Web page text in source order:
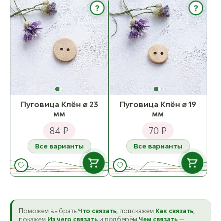
Handmade
Пуговица Бук ⌀ 23
мм
ост. 1
К товару
Пуговица Клён ⌀ 23
мм
?
84 ₽
Все варианты
Пуговица Клён ⌀ 23
мм
Пуговица Клён ⌀ 19
мм
?
70 ₽
Все варианты
Пуговица Клён ⌀ 19
мм
Поможем выбрать Что связать, подскажем Как связать,
покажем Из чего связать и подберём Чем связать —